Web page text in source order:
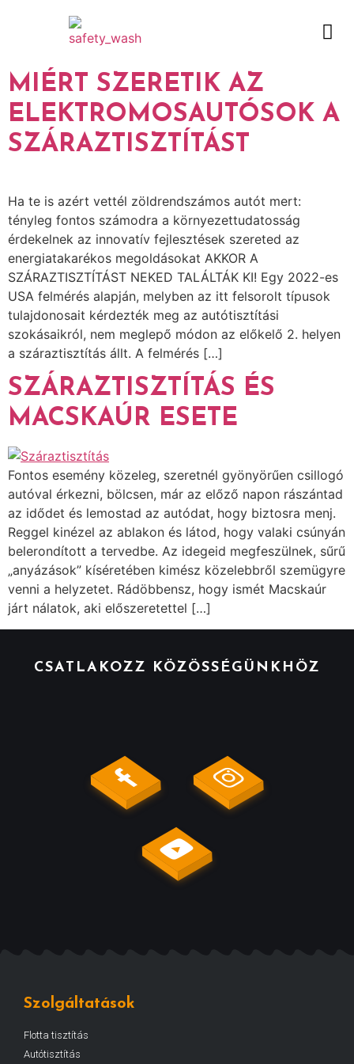
MIÉRT SZERETIK AZ
ELEKTROMOSAUTÓSOK A
SZÁRAZTISZTÍTÁST
Ha te is azért vettél zöldrendszámos autót mert:
tényleg fontos számodra a környezettudatosság
érdekelnek az innovatív fejlesztések szereted az
energiatakarékos megoldásokat AKKOR A
SZÁRAZTISZTÍTÁST NEKED TALÁLTÁK KI! Egy 2022-es
USA felmérés alapján, melyben az itt felsorolt típusok
tulajdonosait kérdezték meg az autótisztítási
szokásaikról, nem meglepő módon az előkelő 2. helyen
a száraztisztítás állt. A felmérés […]
SZÁRAZTISZTÍTÁS ÉS
MACSKAÚR ESETE
Fontos esemény közeleg, szeretnél gyönyörűen csillogó
autóval érkezni, bölcsen, már az előző napon rászántad
az idődet és lemostad az autódat, hogy biztosra menj.
Reggel kinézel az ablakon és látod, hogy valaki csúnyán
belerondított a tervedbe. Az idegeid megfeszülnek, sűrű
„anyázások” kíséretében kimész közelebbről szemügyre
venni a helyzetet. Rádöbbensz, hogy ismét Macskaúr
járt nálatok, aki előszeretettel […]
CSATLAKOZZ KÖZÖSSÉGÜNKHÖZ
Szolgáltatások
Flotta tisztítás
Autótisztítás